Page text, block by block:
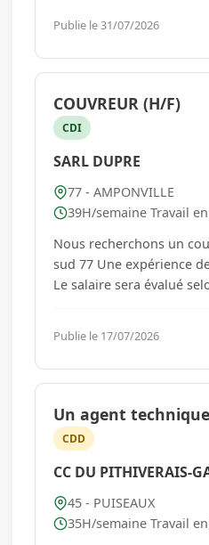
médicales et des
soignant. Salaire de
dimanche et
...
Publie le 31/07/2026
COUVREUR (H/F)
CDI
SARL DUPRE
77 - AMPONVILLE
39H/semaine Travail
Nous recherchons un
sud 77 Une expérience
Le salaire sera évalué
une équipe, alors le poste
avantages : Contrat CDI sur 39h (4h d'heures
supplémenta...
Publie le 17/07/2026
Un agent
CDD
CC DU PITHIVERAIS-
45 - PUISEAUX
35H/semaine Travail